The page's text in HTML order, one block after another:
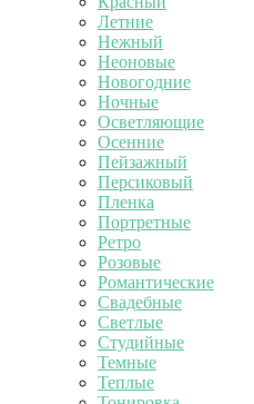
Летние
Нежный
Неоновые
Новогодние
Ночные
Осветляющие
Осенние
Пейзажный
Персиковый
Пленка
Портретные
Ретро
Розовые
Романтические
Свадебные
Светлые
Студийные
Темные
Теплые